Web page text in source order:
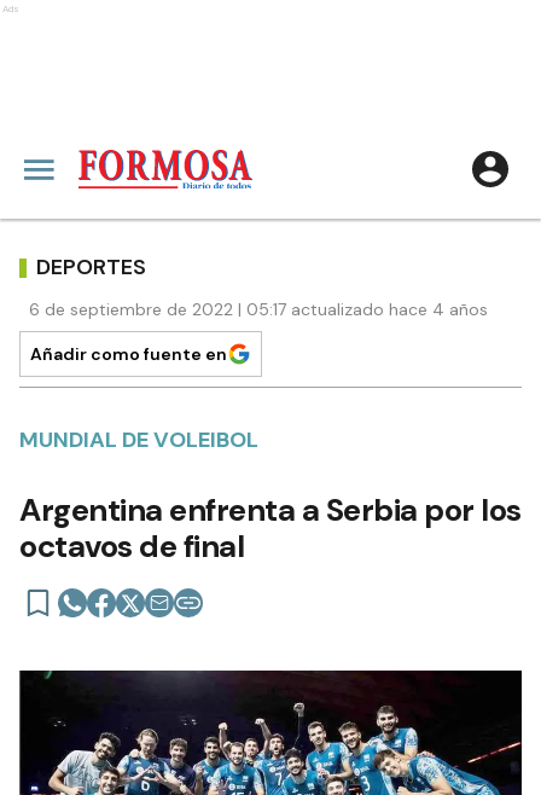
Ads
DEPORTES
6 de septiembre de 2022 | 05:17 actualizado hace 4 años
Añadir como fuente en
MUNDIAL DE VOLEIBOL
Argentina enfrenta a Serbia por los
octavos de final